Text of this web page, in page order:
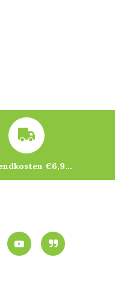
Verzendkosten €6,95 – gratis bij je eerste bestelling vanaf €200